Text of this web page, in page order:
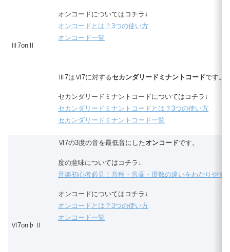
Ⅲ7onⅡ
オンコードについてはコチラ↓
オンコードとは？3つの使い方
オンコード一覧
Ⅲ7はⅥ7に対するセカンダリードミナントコードです。
セカンダリードミナントコードについてはコチラ↓
セカンダリードミナントコードとは？3つの使い方
セカンダリードミナントコード一覧
Ⅵ7on♭Ⅱ
Ⅵ7の3度の音を最低音にしたオンコードです。
度の意味についてはコチラ↓
音楽初心者必見！音程・音高・度数の違いをわかりやす
オンコードについてはコチラ↓
オンコードとは？3つの使い方
オンコード一覧